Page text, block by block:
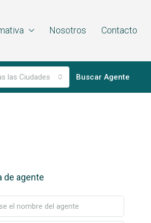
Nosotros Contacto
las Ciudades Buscar Agente
de agente